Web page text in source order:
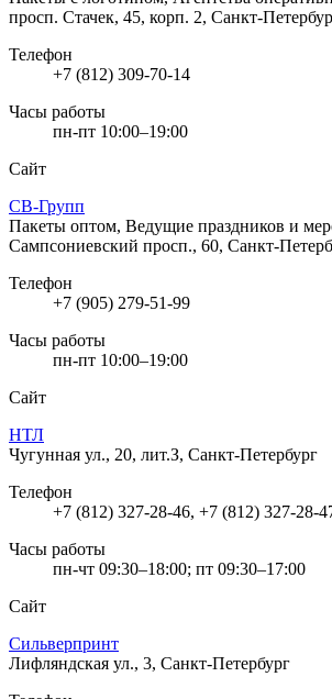
просп. Стачек, 45, корп. 2, Санкт-
Телефон
+7 (812) 309-70-14
Часы работы
пн-пт 10:00–19:00
Сайт
СВ-Групп
Пакеты оптом, Ведущие праздников и
Сампсониевский просп., 60, Санкт-
Телефон
+7 (905) 279-51-99
Часы работы
пн-пт 10:00–19:00
Сайт
НТЛ
Чугунная ул., 20, лит.З, Санкт-Петербург
Телефон
+7 (812) 327-28-46, +7 (812) 327-28-
Часы работы
пн-чт 09:30–18:00; пт 09:30–17:00
Сайт
Сильверпринт
Лифляндская ул., 3, Санкт-Петербург